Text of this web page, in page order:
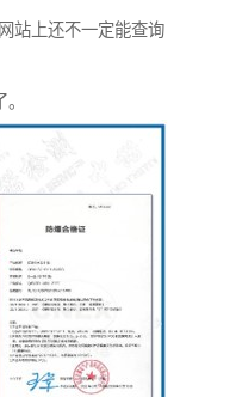
站上还不一定能查询